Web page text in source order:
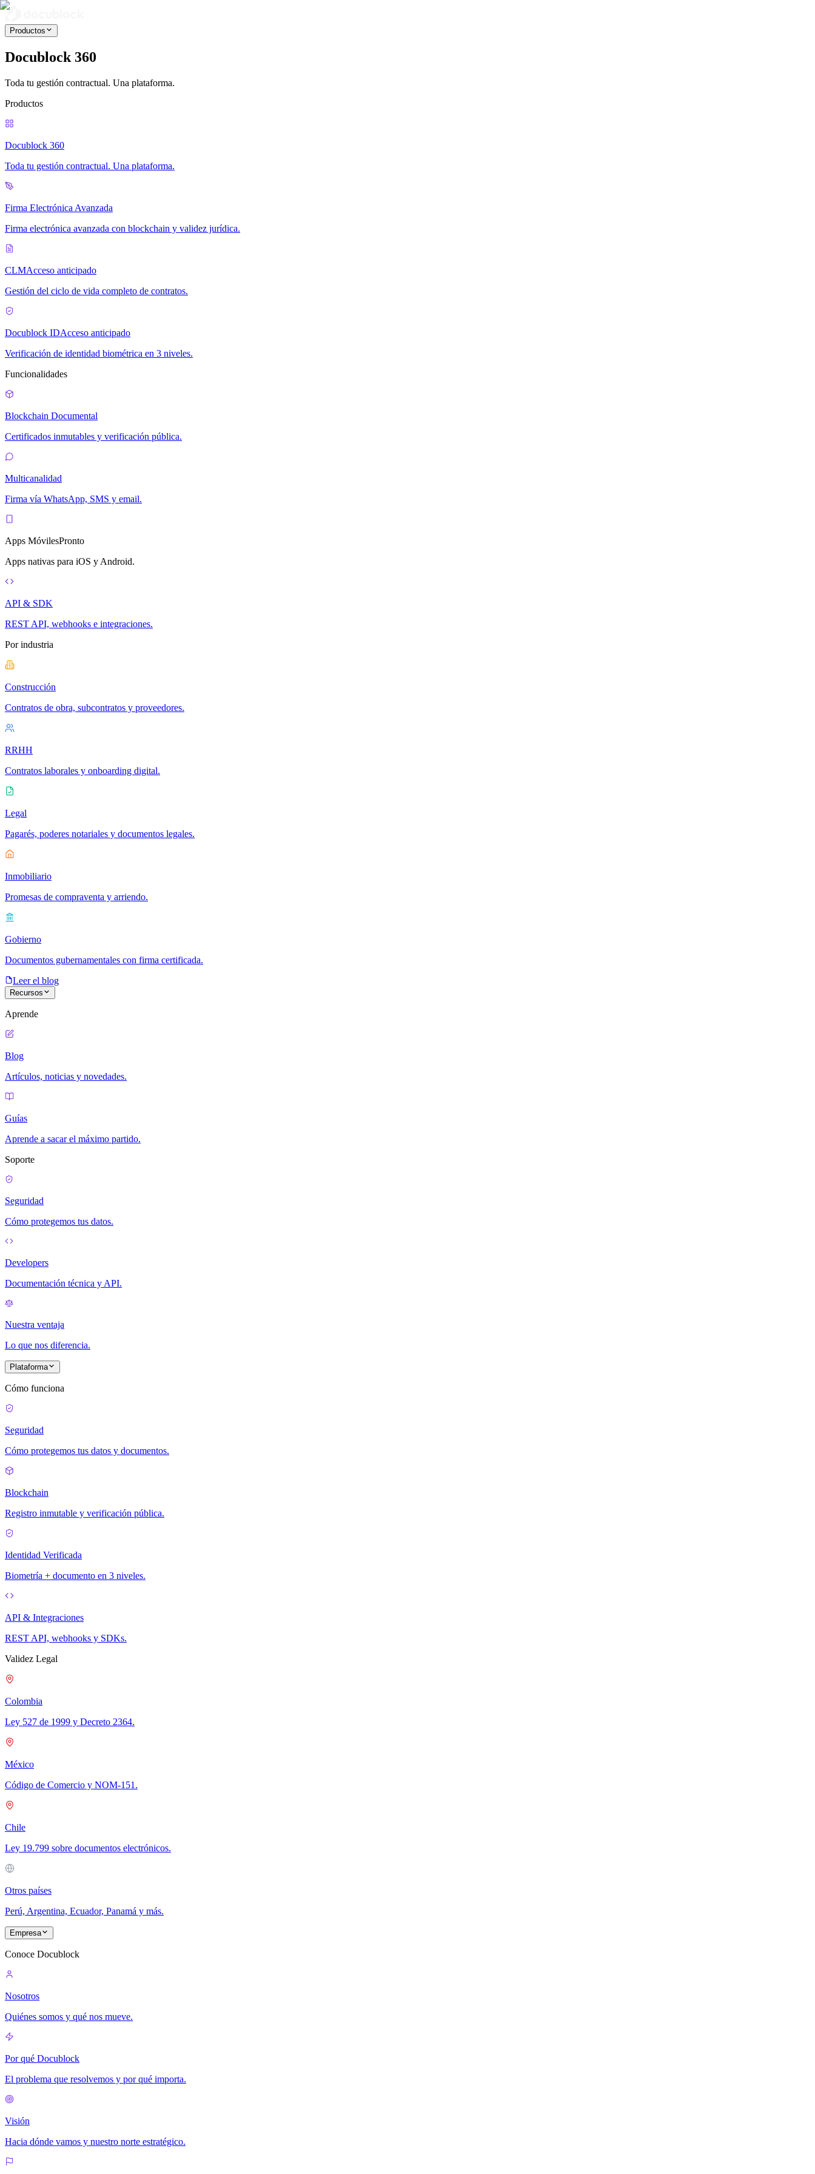
Productos
Docublock 360
Toda tu gestión contractual. Una plataforma.
Productos
Docublock 360
Toda tu gestión contractual. Una plataforma.
Firma Electrónica Avanzada
Firma electrónica avanzada con blockchain y validez jurídica.
CLMAcceso anticipado
Gestión del ciclo de vida completo de contratos.
Docublock IDAcceso anticipado
Verificación de identidad biométrica en 3 niveles.
Funcionalidades
Blockchain Documental
Certificados inmutables y verificación pública.
Multicanalidad
Firma vía WhatsApp, SMS y email.
Apps MóvilesPronto
Apps nativas para iOS y Android.
API & SDK
REST API, webhooks e integraciones.
Por industria
Construcción
Contratos de obra, subcontratos y proveedores.
RRHH
Contratos laborales y onboarding digital.
Legal
Pagarés, poderes notariales y documentos legales.
Inmobiliario
Promesas de compraventa y arriendo.
Gobierno
Documentos gubernamentales con firma certificada.
Leer el blog
Recursos
Aprende
Blog
Artículos, noticias y novedades.
Guías
Aprende a sacar el máximo partido.
Soporte
Seguridad
Cómo protegemos tus datos.
Developers
Documentación técnica y API.
Nuestra ventaja
Lo que nos diferencia.
Plataforma
Cómo funciona
Seguridad
Cómo protegemos tus datos y documentos.
Blockchain
Registro inmutable y verificación pública.
Identidad Verificada
Biometría + documento en 3 niveles.
API & Integraciones
REST API, webhooks y SDKs.
Validez Legal
Colombia
Ley 527 de 1999 y Decreto 2364.
México
Código de Comercio y NOM-151.
Chile
Ley 19.799 sobre documentos electrónicos.
Otros países
Perú, Argentina, Ecuador, Panamá y más.
Empresa
Conoce Docublock
Nosotros
Quiénes somos y qué nos mueve.
Por qué Docublock
El problema que resolvemos y por qué importa.
Visión
Hacia dónde vamos y nuestro norte estratégico.